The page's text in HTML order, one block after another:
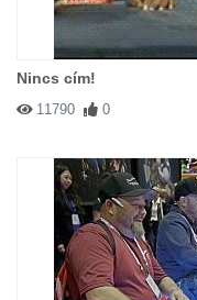
Nincs cím!
11790 0